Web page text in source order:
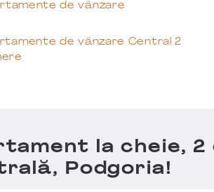
de vânzare
de vânzare Central 2
la cheie, 2
Podgoria!